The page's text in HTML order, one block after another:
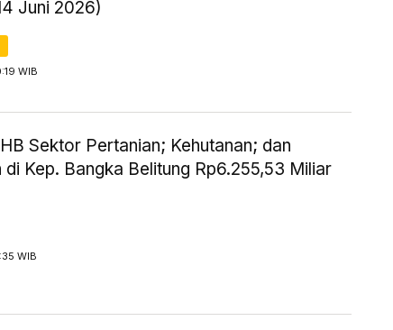
Juni 2026)
WIB
Sektor Pertanian; Kehutanan; dan
di Kep. Bangka Belitung Rp6.255,53 Miliar
WIB